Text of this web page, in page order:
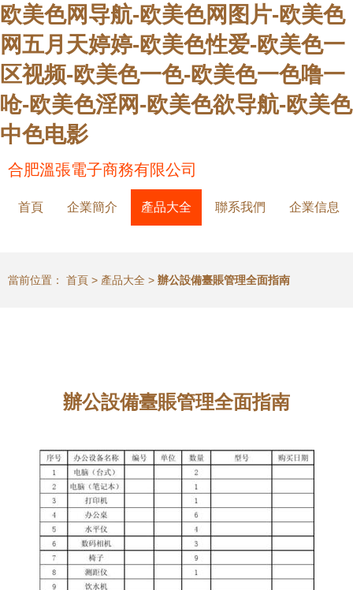
欧美色网导航-欧美色网图片-欧美色
网五月天婷婷-欧美色性爱-欧美色一
区视频-欧美色一色-欧美色一色噜一
呛-欧美色淫网-欧美色欲导航-欧美色
中色电影
合肥溫張電子商務有限公司
首頁 企業簡介 產品大全 聯系我們 企業信息
當前位置： 首頁 > 產品大全 > 辦公設備臺賬管理全面指南
辦公設備臺賬管理全面指南